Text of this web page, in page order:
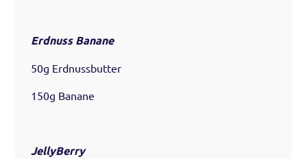
Erdnuss Banane
50g Erdnussbutter
150g Banane
JellyBerry